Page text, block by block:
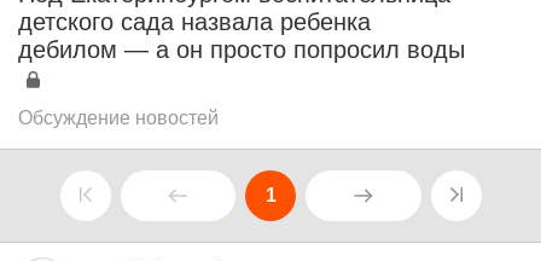
детского сада назвала ребенка
дебилом — а он просто попросил воды
Обсуждение новостей
1